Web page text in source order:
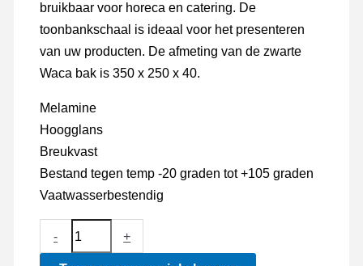
bruikbaar voor horeca en catering. De
toonbankschaal is ideaal voor het presenteren
van uw producten. De afmeting van de zwarte
Waca bak is 350 x 250 x 40.
Melamine
Hoogglans
Breukvast
Bestand tegen temp -20 graden tot +105 graden
Vaatwasserbestendig
-
bak
+